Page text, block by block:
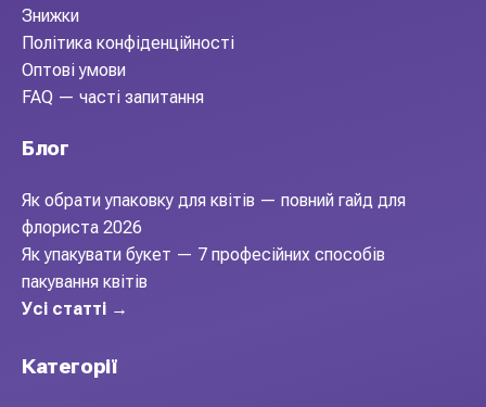
Знижки
Політика конфіденційності
Оптові умови
FAQ — часті запитання
Блог
Як обрати упаковку для квітів — повний гайд для
флориста 2026
Як упакувати букет — 7 професійних способів
пакування квітів
Усі статті →
Категорії